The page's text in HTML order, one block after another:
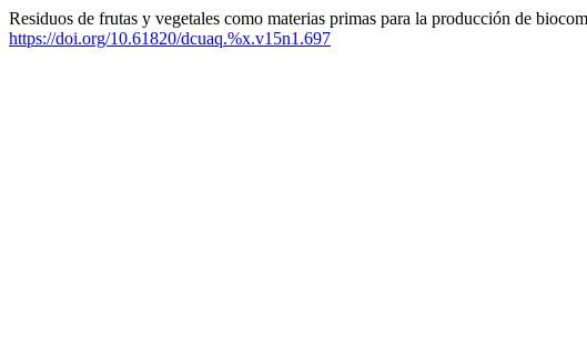
Residuos de frutas y vegetales como materias primas para la producción de
https://doi.org/10.61820/dcuaq.%x.v15n1.697